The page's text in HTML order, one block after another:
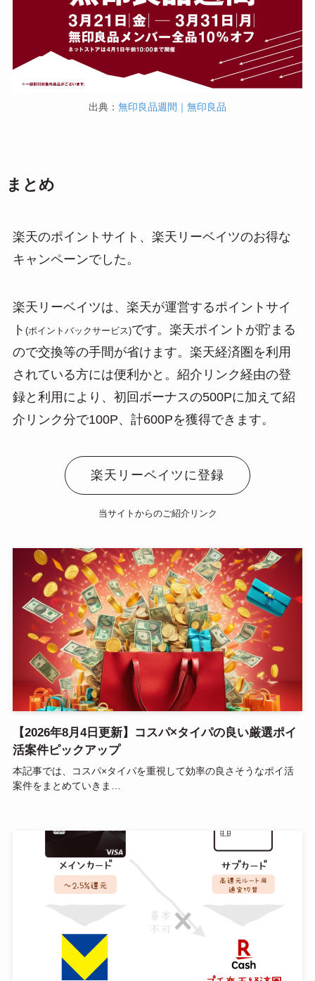
出典： 無印良品週間｜無印良品
まとめ
楽天のポイントサイト、楽天リーベイツのお得な
キャンペーンでした。
楽天リーベイツは、楽天が運営するポイントサイ
ト (ポイントバックサービス)です。楽天ポイントが貯まる
ので交換等の手間が省けます。楽天経済圏を利用
されている方には便利かと。紹介リンク経由の登
録と利用により、初回ボーナスの500Pに加えて紹
介リンク分で100P、計600Pを獲得できます。
楽天リーベイツに登録
当サイトからのご紹介リンク
【2026年8月4日更新】コスパ×タイパの良い厳選ポイ
活案件ピックアップ
本記事では、コスパ×タイパを重視して効率の良さそうなポイ活
案件をまとめていきま…